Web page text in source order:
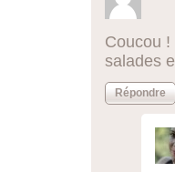
Coucou !
salades
Répondre